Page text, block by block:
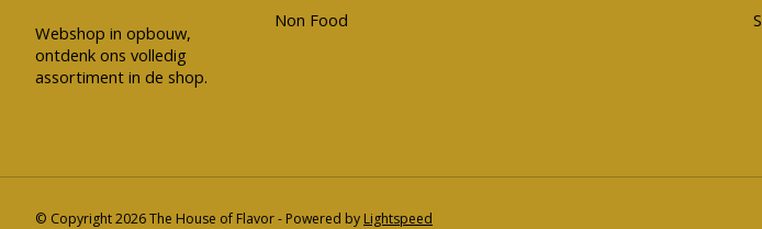
Webshop in opbouw,
ontdenk ons volledig
assortiment in de shop.
Non Food
© Copyright 2026 The House of Flavor - Powered by Lightspeed